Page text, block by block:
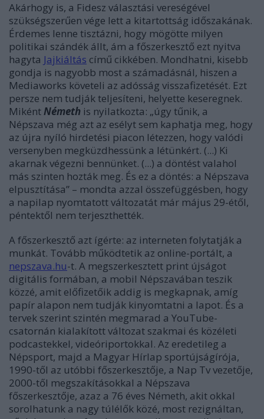
Akárhogy is, a Fidesz választási vereségével
szükségszerűen vége lett a kitartottság időszakának.
Érdemes lenne tisztázni, hogy mögötte milyen
politikai szándék állt, ám a főszerkesztő ezt nyitva
hagyta Jajkiáltás című cikkében. Mondhatni, kisebb
gondja is nagyobb most a számadásnál, hiszen a
Mediaworks követeli az adósság visszafizetését. Ezt
persze nem tudják teljesíteni, helyette keseregnek.
MikéntNémeth is nyilatkozta: „úgy tűnik, a
Népszava még azt az esélyt sem kaphatja meg, hogy
az újra nyíló hirdetési piacon létezzen, hogy valódi
versenyben megküzdhessünk a létünkért. (...) Ki
akarnak végezni bennünket. (...) a döntést valahol
más szinten hozták meg. És ez a döntés: a Népszava
elpusztítása” – mondta azzal összefüggésben, hogy
a napilap nyomtatott változatát már május 29-étől,
péntektől nem terjeszthették.
A főszerkesztő azt ígérte: az interneten folytatják a
munkát. Tovább működtetik az online-portált, a
nepszava.hu-t. A megszerkesztett print újságot
digitális formában, a mobil Népszavában teszik
közzé, amit előfizetőik addig is megkapnak, amíg
papír alapon nem tudják kinyomtatni a lapot. És a
tervek szerint szintén megmarad a YouTube-
csatornán kialakított változat szakmai és közéleti
podcastekkel, videóriportokkal. Az eredetileg a
Népsport, majd a Magyar Hírlap sportújságírója,
1990-től az utóbbi főszerkesztője, a Nap Tv vezetője,
2000-től megszakításokkal a Népszava
főszerkesztője, azaz a 76 éves Németh, akit okkal
sorolhatunk a nagy túlélők közé, most rezignáltan,